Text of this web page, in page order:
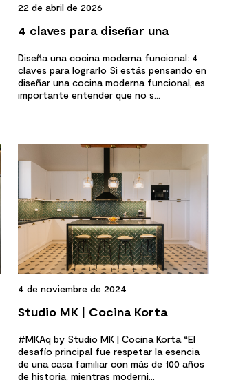
22 de abril de 2026
4 claves para diseñar una
cocina moderna funcional
Diseña una cocina moderna funcional: 4
claves para lograrlo Si estás pensando en
diseñar una cocina moderna funcional, es
importante entender que no s...
4 de noviembre de 2024
Studio MK | Cocina Korta
#MKAq by Studio MK | Cocina Korta “El
desafío principal fue respetar la esencia
de una casa familiar con más de 100 años
de historia, mientras moderni...